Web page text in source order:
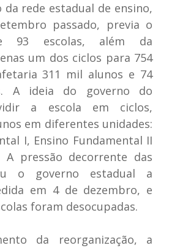
rede estadual de ensino,
passado, previa o
93 escolas, além da
um dos ciclos para 754
311 mil alunos e 74
A ideia do governo do
a escola em ciclos,
em diferentes unidades:
I, Ensino Fundamental II
A pressão decorrente das
o governo estadual a
em 4 de dezembro, e
foram desocupadas.
da reorganização, a